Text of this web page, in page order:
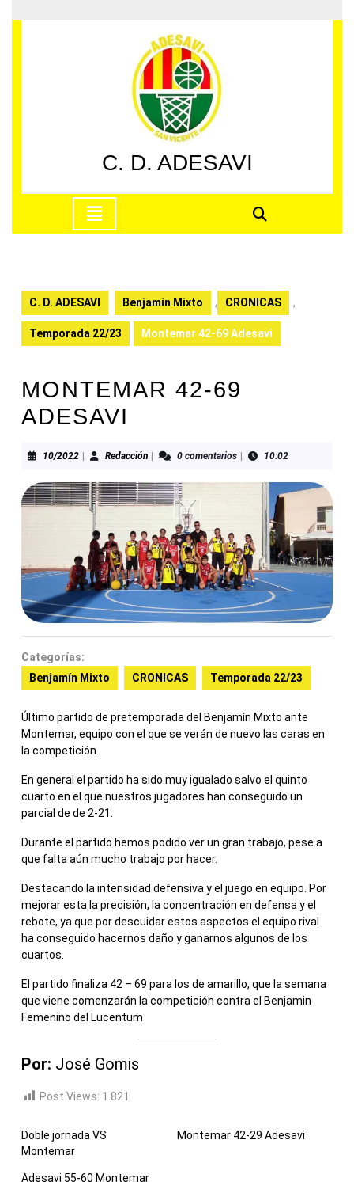
al
C. D. ADESAVI
apertura
C. D. ADESAVI Benjamín Mixto , CRONICAS ,
Temporada 22/23 Montemar 42-69 Adesavi
MONTEMAR 42-69
ADESAVI
10/202210/2022RedacciónRedacción0 comentarios 10:02
Categorías:
Benjamín Mixto
CRONICAS Temporada 22/23
Último partido de pretemporada del Benjamín Mixto ante
Montemar, equipo con el que se verán de nuevo las caras en
la competición.
En general el partido ha sido muy igualado salvo el quinto
cuarto en el que nuestros jugadores han conseguido un
parcial de de 2-21.
Durante el partido hemos podido ver un gran trabajo, pese a
que falta aún mucho trabajo por hacer.
Destacando la intensidad defensiva y el juego en equipo. Por
mejorar esta la precisión, la concentración en defensa y el
rebote, ya que por descuidar estos aspectos el equipo rival
ha conseguido hacernos daño y ganarnos algunos de los
cuartos.
El partido finaliza 42 – 69 para los de amarillo, que la semana
que viene comenzarán la competición contra el Benjamin
Femenino del Lucentum
Por: José Gomis
Post Views: 1.821
Doble jornada VS
Montemar
Montemar 42-29 Adesavi
Adesavi 55-60 Montemar